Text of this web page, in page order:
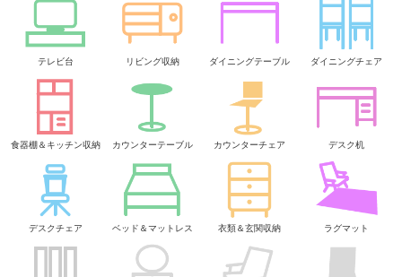
テレビ台 リビング収納 ダイニングテーブル ダイニングチェア
食器棚＆キッチン収納 カウンターテーブル カウンターチェア デスク机
デスクチェア ベッド＆マットレス 衣類＆玄関収納 ラグマット